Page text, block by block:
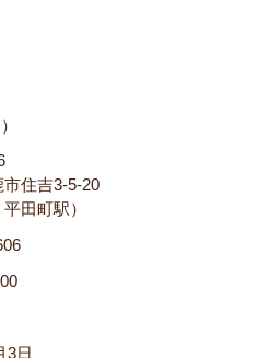
住吉3-5-20
田町駅）
3日